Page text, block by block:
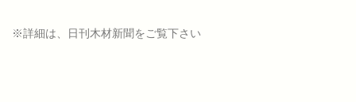
※詳細は、日刊木材新聞をご覧下さい